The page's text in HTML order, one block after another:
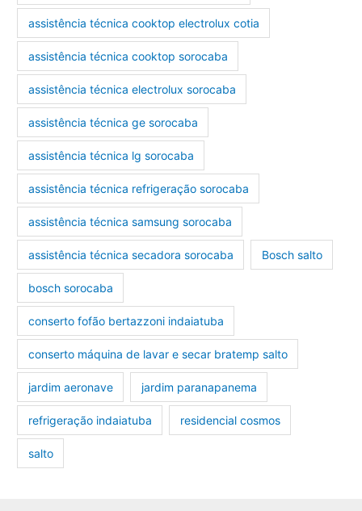
assistência técnica cooktop electrolux cotia
assistência técnica cooktop sorocaba
assistência técnica electrolux sorocaba
assistência técnica ge sorocaba
assistência técnica lg sorocaba
assistência técnica refrigeração sorocaba
assistência técnica samsung sorocaba
assistência técnica secadora sorocaba Bosch salto
bosch sorocaba
conserto fofão bertazzoni indaiatuba
conserto máquina de lavar e secar bratemp salto
jardim aeronave jardim paranapanema
refrigeração indaiatuba residencial cosmos
salto